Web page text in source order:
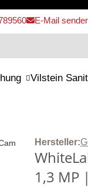
E-Mail
Vilstein
Hersteller:
1,3 MP